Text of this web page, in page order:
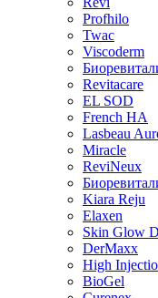
Profhilo
Twac
Viscoderm
Revitacare
EL SOD
French HA
Lasbeau
Miracle
ReviNeux
Kiara Reju
Elaxen
Skin Glow
DerMaxx
High
BioGel